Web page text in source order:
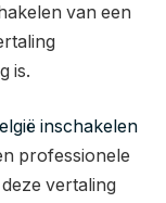
van een
is.
inschakelen
professionele
vertaling